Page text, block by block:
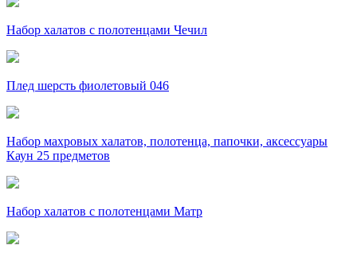
Набор халатов с полотенцами Чечил
Плед шерсть фиолетовый 046
Набор махровых халатов, полотенца, папочки, аксессуары
Каун 25 предметов
Набор халатов с полотенцами Матр